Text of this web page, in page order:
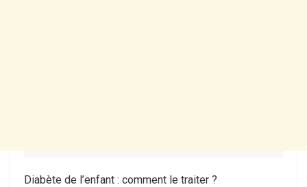
Diabète de l’enfant : comment le traiter ?